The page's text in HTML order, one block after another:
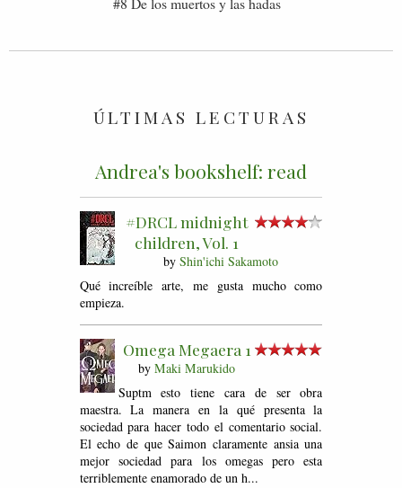
ÚLTIMAS LECTURAS
Andrea's bookshelf: read
#DRCL midnight
children, Vol. 1
by Shin'ichi Sakamoto
Qué increíble arte, me gusta mucho como
empieza.
Omega Megaera 1
by Maki Marukido
Suptm esto tiene cara de ser obra
maestra. La manera en la qué presenta la
sociedad para hacer todo el comentario social.
El echo de que Saimon claramente ansia una
mejor sociedad para los omegas pero esta
terriblemente enamorado de un h...